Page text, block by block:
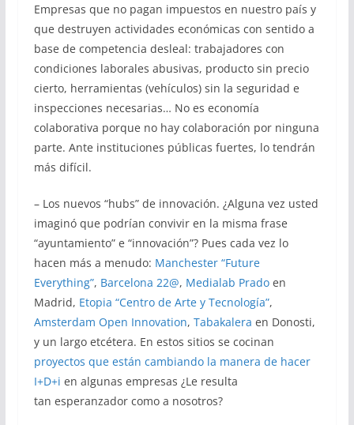
Empresas que no pagan impuestos en nuestro país y
que destruyen actividades económicas con sentido a
base de competencia desleal: trabajadores con
condiciones laborales abusivas, producto sin precio
cierto, herramientas (vehículos) sin la seguridad e
inspecciones necesarias… No es economía
colaborativa porque no hay colaboración por ninguna
parte. Ante instituciones públicas fuertes, lo tendrán
más difícil.
– Los nuevos “hubs” de innovación. ¿Alguna vez usted
imaginó que podrían convivir en la misma frase
“ayuntamiento” e “innovación”? Pues cada vez lo
hacen más a menudo: Manchester “Future
Everything”, Barcelona 22@, Medialab Pradoen
Madrid, Etopia “Centro de Arte y Tecnología”,
Amsterdam Open Innovation, Tabakalera en Donosti,
y un largo etcétera. En estos sitios se cocinan
proyectos que están cambiando la manera de hacer
I+D+i en algunas empresas ¿Le resulta
tan esperanzador como a nosotros?